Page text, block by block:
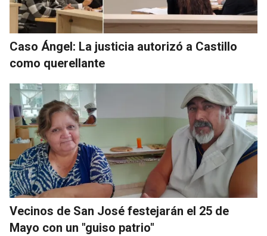
Caso Ángel: La justicia autorizó a Castillo
como querellante
Vecinos de San José festejarán el 25 de
Mayo con un "guiso patrio"